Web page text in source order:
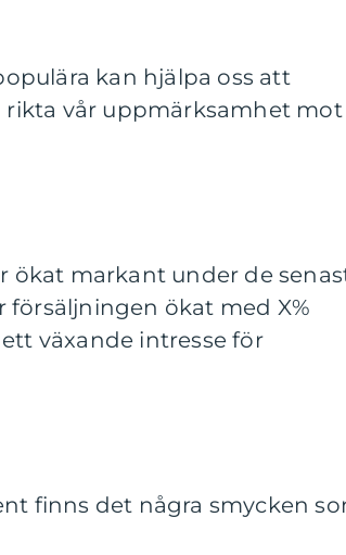
kan hjälpa oss att
rikta vår uppmärksamhet mot
ökat markant under de
ökat med X%
växande intresse för
finns det några smycken